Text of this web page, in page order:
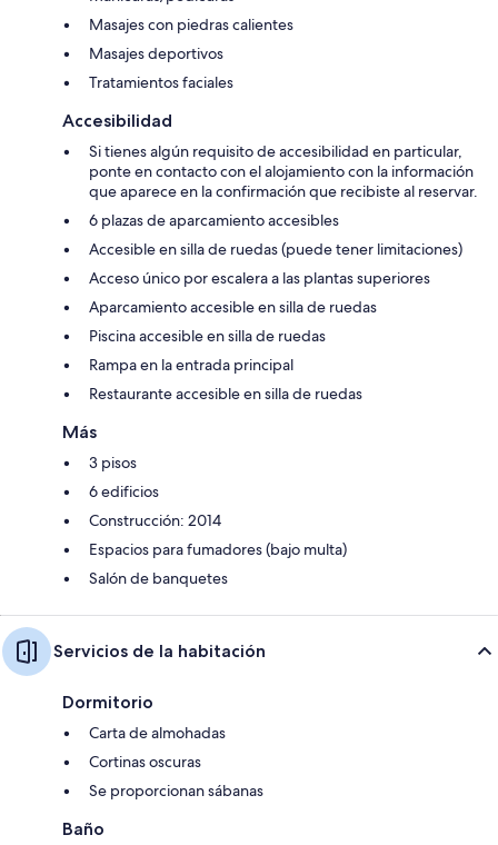
Masajes con piedras calientes
Masajes deportivos
Tratamientos faciales
Accesibilidad
Si tienes algún requisito de accesibilidad en particular,
ponte en contacto con el alojamiento con la información
que aparece en la confirmación que recibiste al reservar.
6 plazas de aparcamiento accesibles
Accesible en silla de ruedas (puede tener limitaciones)
Acceso único por escalera a las plantas superiores
Aparcamiento accesible en silla de ruedas
Piscina accesible en silla de ruedas
Rampa en la entrada principal
Restaurante accesible en silla de ruedas
Más
3 pisos
6 edificios
Construcción: 2014
Espacios para fumadores (bajo multa)
Salón de banquetes
Servicios de la habitación
Dormitorio
Carta de almohadas
Cortinas oscuras
Se proporcionan sábanas
Baño